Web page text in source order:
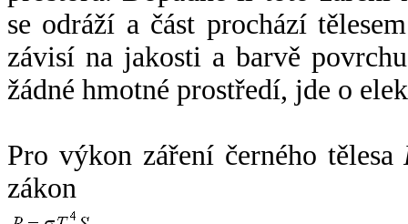
se odráží a část prochází
závisí na jakosti a barvě
žádné hmotné prostředí, jde o
Pro výkon záření černého tělesa
zákon